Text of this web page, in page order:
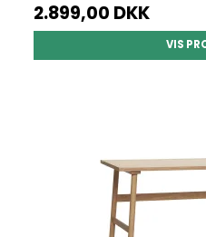
2.899,00 DKK
VIS